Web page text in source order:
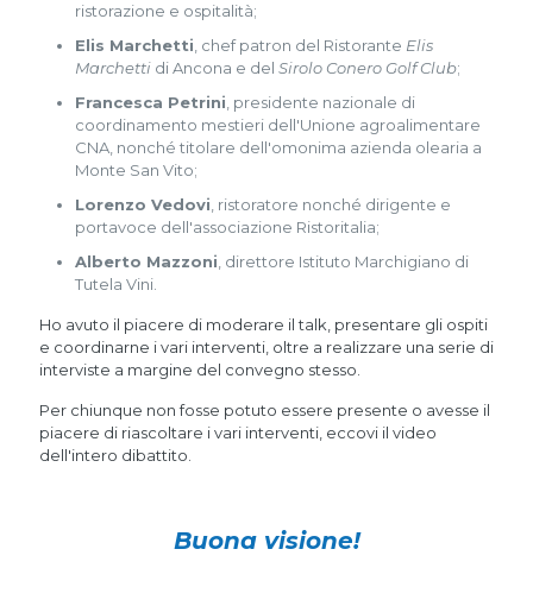
ristorazione e ospitalità;
Elis Marchetti , chef patron del Ristorante Elis
Marchetti di Ancona e del Sirolo Conero Golf Club;
Francesca Petrini , presidente nazionale di
coordinamento mestieri dell'Unione agroalimentare
CNA, nonché titolare dell'omonima azienda olearia a
Monte San Vito;
Lorenzo Vedovi , ristoratore nonché dirigente e
portavoce dell'associazione Ristoritalia;
Alberto Mazzoni , direttore Istituto Marchigiano di
Tutela Vini.
Ho avuto il piacere di moderare il talk, presentare gli ospiti
e coordinarne i vari interventi, oltre a realizzare una serie di
interviste a margine del convegno stesso.
Per chiunque non fosse potuto essere presente o avesse il
piacere di riascoltare i vari interventi, eccovi il video
dell'intero dibattito.
Buona visione!